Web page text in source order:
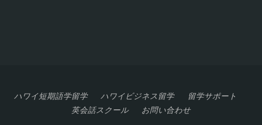
ハワイ短期語学留学 ハワイビジネス留学
留学サポート
英会話スクール
お問い合わせ